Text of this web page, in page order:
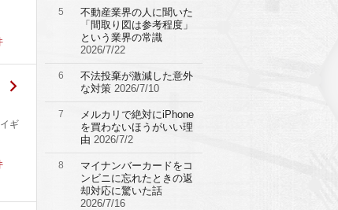
ギ
5
不動産業界の人に聞いた
「間取り図は参考程度」
という業界の常識
2026/7/22
6
不法投棄が激減した意外
な対策 2026/7/10
7
メルカリで絶対にiPhone
を買わないほうがいい理
由 2026/7/2
8
マイナンバーカードをコ
ンビニに忘れたときの返
却対応に驚いた話
2026/7/16